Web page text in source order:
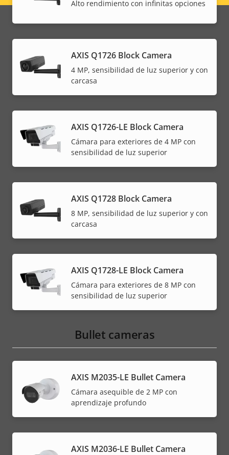
Alto rendimiento con infinitas opciones
AXIS Q1726 Block Camera
4 MP, sensibilidad de luz superior y con
carcasa
AXIS Q1726-LE Block Camera
Cámara para exteriores de 4 MP con
sensibilidad de luz superior
AXIS Q1728 Block Camera
8 MP, sensibilidad de luz superior y con
carcasa
AXIS Q1728-LE Block Camera
Cámara para exteriores de 8 MP con
sensibilidad de luz superior
Bullet cameras
AXIS M2035-LE Bullet Camera
Cámara asequible de 2 MP con
aprendizaje profundo
AXIS M2036-LE Bullet Camera
menu